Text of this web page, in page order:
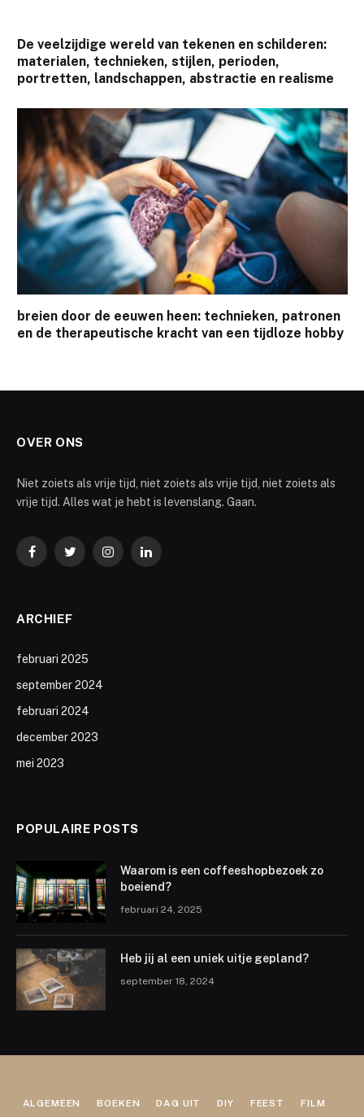
De veelzijdige wereld van tekenen en schilderen:
materialen, technieken, stijlen, perioden,
portretten, landschappen, abstractie en realisme
breien door de eeuwen heen: technieken, patronen
en de therapeutische kracht van een tijdloze hobby
OVER ONS
Niet zoiets als vrije tijd, niet zoiets als vrije tijd, niet zoiets als
vrije tijd. Alles wat je hebt is levenslang. Gaan.
FacebookTwitterInstagramLinkedIn
ARCHIEF
februari 2025
september 2024
februari 2024
december 2023
mei 2023
POPULAIRE POSTS
Waarom is een coffeeshopbezoek zo
boeiend?
februari 24, 2025
Heb jij al een uniek uitje gepland?
september 18, 2024
ALGEMEEN BOEKEN DAG UIT DIY FEEST FILM